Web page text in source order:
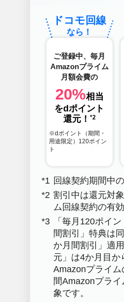
ドコモ回線
なら！
ご登録中、毎月
Amazonプライム
月額会費の
20%相当
をdポイント
還元！ *2
※dポイント（期間・
用途限定）120ポイン
ト
*1 回線契約期間中
*2 割引中は還元対
ム回線契約の有
*3
「毎月120ポイ
間割引」特典は
か月間割引」適
元」は4か月目か
Amazonプライ
間Amazonプラ
象です。